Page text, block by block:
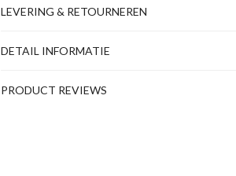
LEVERING & RETOURNEREN
DETAIL INFORMATIE
PRODUCT REVIEWS